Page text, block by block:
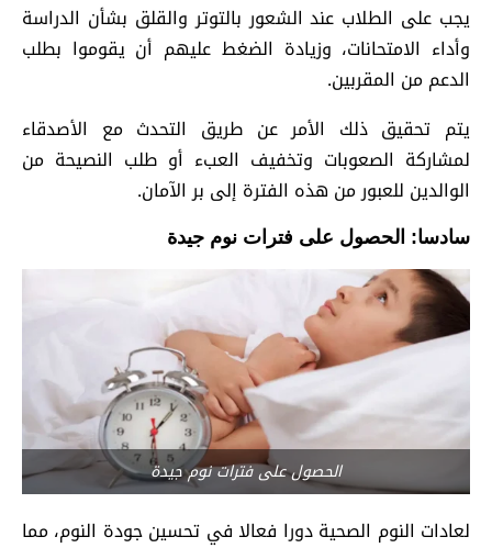
يجب على الطلاب عند الشعور بالتوتر والقلق بشأن الدراسة
وأداء الامتحانات، وزيادة الضغط عليهم أن يقوموا بطلب
الدعم من المقربين.
يتم تحقيق ذلك الأمر عن طريق التحدث مع الأصدقاء
لمشاركة الصعوبات وتخفيف العبء أو طلب النصيحة من
الوالدين للعبور من هذه الفترة إلى بر الآمان.
سادسا: الحصول على فترات نوم جيدة
الحصول على فترات نوم جيدة
لعادات النوم الصحية دورا فعالا في تحسين جودة النوم، مما